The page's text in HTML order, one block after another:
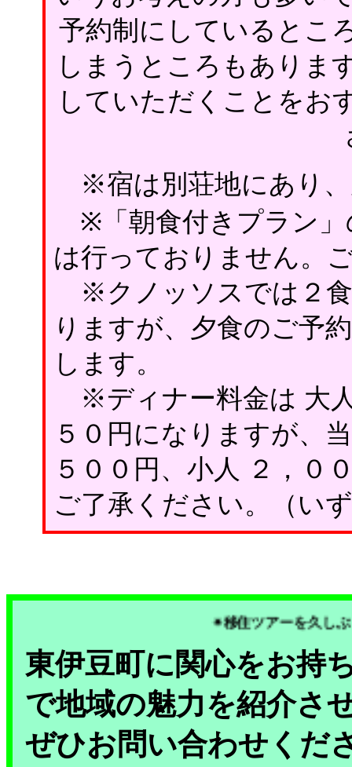
予約制にしているとこ
しまうところもありま
していただくことをお
※宿は別荘地にあり、
※「朝食付きプラン」
は行っておりません。
※クノッソスでは２食
りますが、夕食のご予
します。
※ディナー料金は 大
５０円になりますが、
５００円、小人 ２，０
ご了承ください。（い
✴移住ツアーを久
東伊豆町に関心をお持
で地域の魅力を紹介さ
ぜひお問い合わせくだ